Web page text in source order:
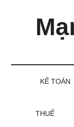
KẾ TOÁN
THUẾ